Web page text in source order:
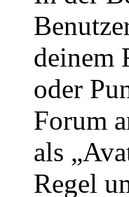
deinem
oder
Forum
als
Regel